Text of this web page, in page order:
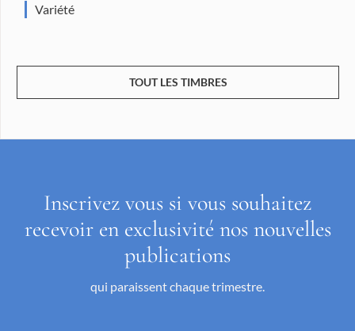
Variété
TOUT LES TIMBRES
Inscrivez vous si vous souhaitez
recevoir en exclusivité nos nouvelles
publications
qui paraissent chaque trimestre.